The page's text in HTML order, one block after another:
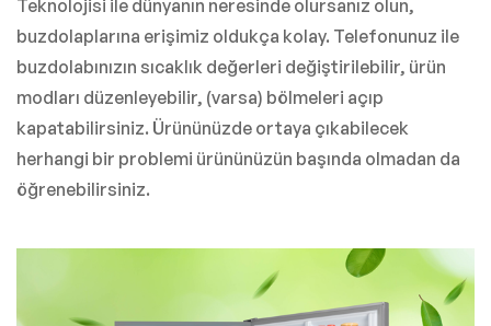
Teknolojisi ile dünyanın neresinde olursanız olun,
buzdolaplarına erişimiz oldukça kolay. Telefonunuz ile
buzdolabınızın sıcaklık değerleri değiştirilebilir, ürün
modları düzenleyebilir, (varsa) bölmeleri açıp
kapatabilirsiniz. Ürününüzde ortaya çıkabilecek
herhangi bir problemi ürününüzün başında olmadan da
öğrenebilirsiniz.